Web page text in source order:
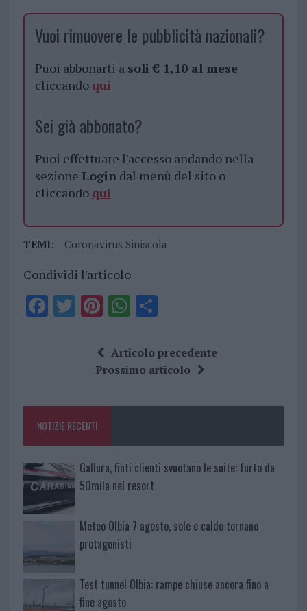
Vuoi rimuovere le pubblicità nazionali?
Puoi abbonarti a soli € 1,10 al mese
cliccando qui
Sei già abbonato?
Puoi effettuare l'accesso andando nella
sezione Logindal menù del sito o
cliccando qui
TEMI: Coronavirus Siniscola
Condividi l'articolo
F
o
k
T Pi
te
re
W
at
s
p
S
a
re
Articolo precedente
Prossimo articolo
NOTIZIE RECENTI
Gallura, finti clienti svuotano le suite: furto da
50mila nel resort
Meteo Olbia 7 agosto, sole e caldo tornano
protagonisti
Test tunnel Olbia: rampe chiuse ancora fino a
fine agosto